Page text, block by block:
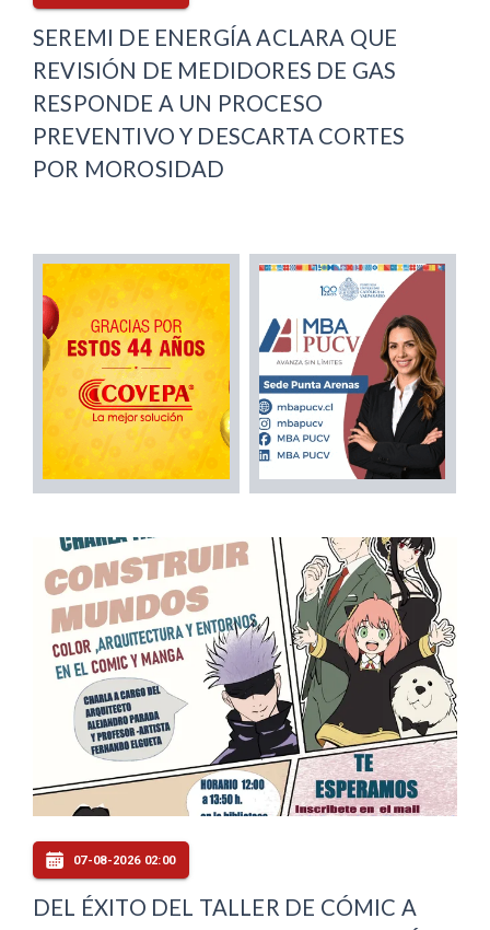
SEREMI DE ENERGÍA ACLARA QUE
REVISIÓN DE MEDIDORES DE GAS
RESPONDE A UN PROCESO
PREVENTIVO Y DESCARTA CORTES
POR MOROSIDAD
07-08-2026 02:00
DEL ÉXITO DEL TALLER DE CÓMIC A